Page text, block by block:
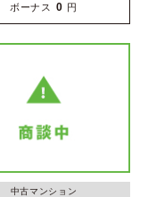
ボーナス
0 円
中古マンション